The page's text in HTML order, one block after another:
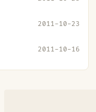
2011-10-23
2011-10-16